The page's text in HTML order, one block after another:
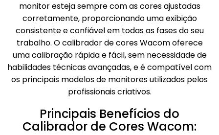
monitor esteja sempre com as cores ajustadas
corretamente, proporcionando uma exibição
consistente e confiável em todas as fases do seu
trabalho. O calibrador de cores Wacom oferece
uma calibração rápida e fácil, sem necessidade de
habilidades técnicas avançadas, e é compatível com
os principais modelos de monitores utilizados pelos
profissionais criativos.
Principais Benefícios do
Calibrador de Cores Wacom: